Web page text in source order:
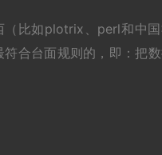
（比如plotrix、perl和中
合台面规则的，即：把